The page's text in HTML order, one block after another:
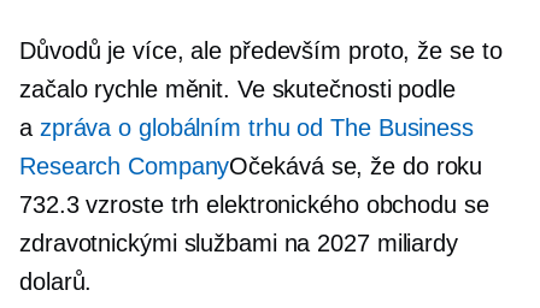
Důvodů je více, ale především proto, že se to
začalo rychle měnit. Ve skutečnosti podle
a zpráva o globálním trhu od The Business
Research CompanyOčekává se, že do roku
732.3 vzroste trh elektronického obchodu se
zdravotnickými službami na 2027 miliardy
dolarů.